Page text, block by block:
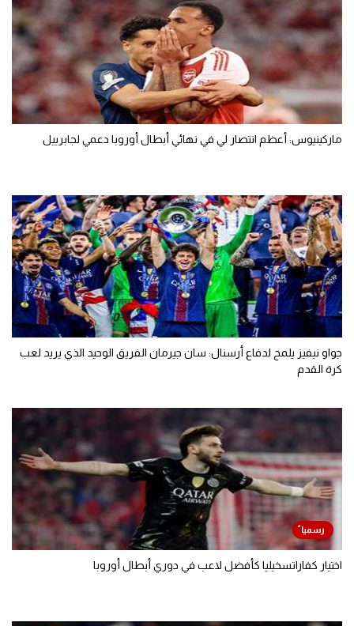
ماركينيوس: أعظم انتصار لي في نهائي أبطال أوروبا دعمي لجابرييل
جواو نيفيز يلمح لدفاع أرسنال: سان جيرمان الفريق الوحيد الذي يريد لعب
كرة القدم
اختيار كفاراتسخيليا كأفضل لاعب في دوري أبطال أوروبا